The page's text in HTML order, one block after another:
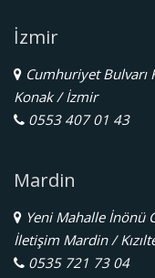
İzmir
Cumhuriyet Bulvarı
Konak / İzmir
0553 407 01 43
Mardin
Yeni Mahalle İnönü
İletişim Mardin /
0535 721 73 04